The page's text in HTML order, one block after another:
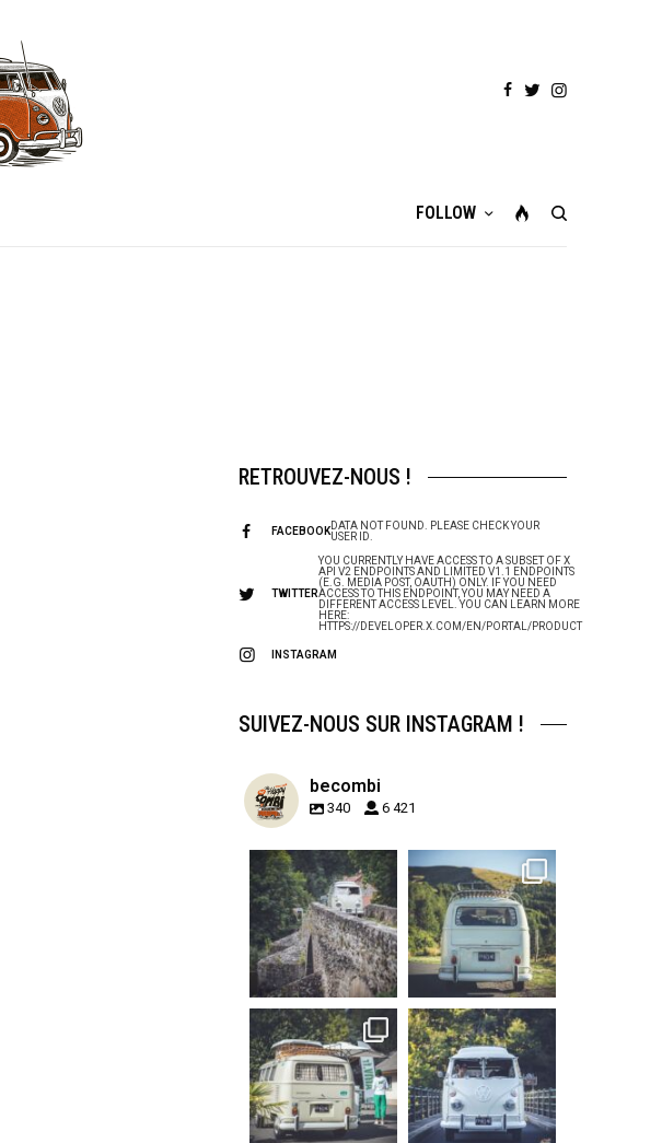
FOLLOW
RETROUVEZ-NOUS !
FACEBOOKDATA NOT FOUND. PLEASE CHECK YOUR
USER ID.
TWITTER
YOU CURRENTLY HAVE ACCESS TO A SUBSET OF X
API V2 ENDPOINTS AND LIMITED V1.1 ENDPOINTS
(E.G. MEDIA POST, OAUTH) ONLY. IF YOU NEED
ACCESS TO THIS ENDPOINT, YOU MAY NEED A
DIFFERENT ACCESS LEVEL. YOU CAN LEARN MORE
HERE:
HTTPS://DEVELOPER.X.COM/EN/PORTAL/PRODUCT
INSTAGRAM
SUIVEZ-NOUS SUR INSTAGRAM !
becombi
340 6 421
becombi
Sep 15
219
3
becombi
Sep 12
216
3
becombi
Sep 10
220
4
becombi
Août 10
177